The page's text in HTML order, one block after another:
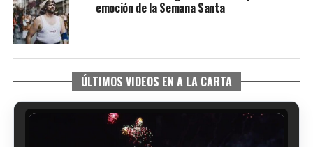
emoción de la Semana Santa
ÚLTIMOS VIDEOS EN A LA CARTA